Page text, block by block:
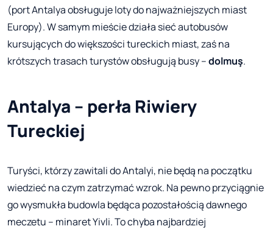
(port Antalya obsługuje loty do najważniejszych miast
Europy). W samym mieście działa sieć autobusów
kursujących do większości tureckich miast, zaś na
krótszych trasach turystów obsługują busy –dolmuş.
Antalya – perła Riwiery
Tureckiej
Turyści, którzy zawitali do Antalyi, nie będą na początku
wiedzieć na czym zatrzymać wzrok. Na pewno przyciągnie
go wysmukła budowla będąca pozostałością dawnego
meczetu – minaret Yivli. To chyba najbardziej